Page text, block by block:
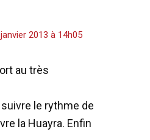
2013 à 14h05
au très
le rythme de
la Huayra. Enfin